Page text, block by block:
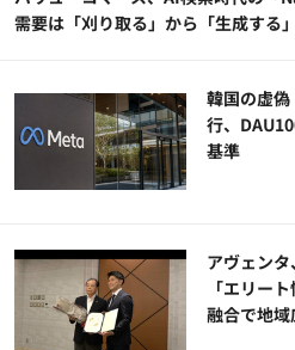
需要は「刈り取る」から「生成する
韓国の虚
行、
基準
アヴェン
「エリー
融合で地